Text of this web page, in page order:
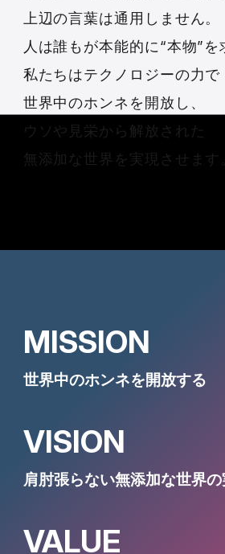
上辺の言葉は通用しません。
人は誰もが本能的に“本物”を
私たちはテクノロジーの力で
世界中のホンネを開放し、
ウソや見栄から解放された
無添加な世界を実現させます
MISSION
世界中のホンネを開放する
VISION
肩肘張らない無添加な世界
VALUE